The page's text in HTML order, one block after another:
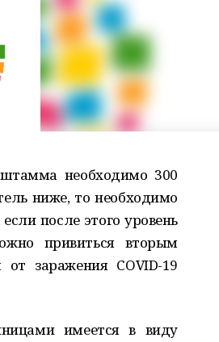
необходимо 300
ниже, то необходимо
после этого уровень
привиться вторым
заражения COVID-19
имеется в виду